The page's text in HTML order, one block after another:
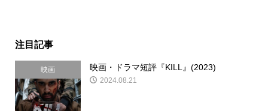
注目記事
映画 映画・ドラマ短評『KILL』(2023)
2024.08.21